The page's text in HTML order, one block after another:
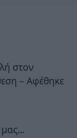
στον
– Αφέθηκε